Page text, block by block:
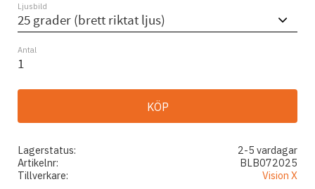
Ljusbild
Antal
KÖP
Lagerstatus
2-5 vardagar
Artikelnr
BLB072025
Tillverkare
Vision X